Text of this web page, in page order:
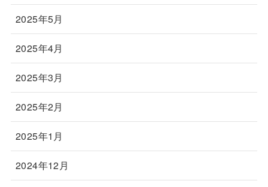
2025年5月
2025年4月
2025年3月
2025年2月
2025年1月
2024年12月